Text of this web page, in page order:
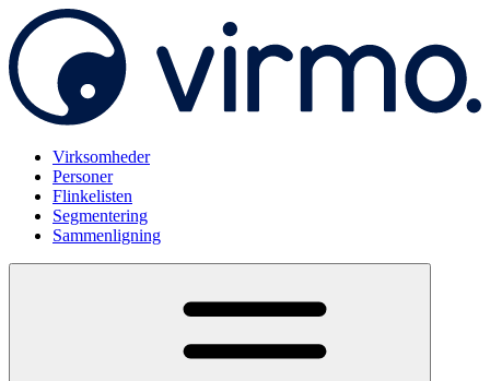
Virksomheder
Personer
Flinkelisten
Segmentering
Sammenligning